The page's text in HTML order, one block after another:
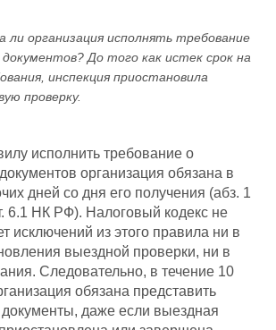
ли организация исполнять требование
До того как истек срок на
инспекция приостановила
проверку.
исполнить требование о
организация обязана в
дней со дня его получения (абз. 1
6.1 НК РФ). Налоговый кодекс не
исключений из этого правила ни в
выездной проверки, ни в
Следовательно, в течение 10
обязана представить
даже если выездная